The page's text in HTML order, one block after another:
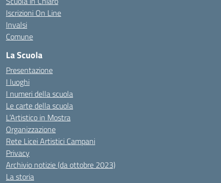
Iscrizioni On Line
Invalsi
Comune
La Scuola
Presentazione
I luoghi
I numeri della scuola
Le carte della scuola
L’Artistico in Mostra
Organizzazione
Rete Licei Artistici Campani
Privacy
Archivio notizie (da ottobre 2023)
La storia